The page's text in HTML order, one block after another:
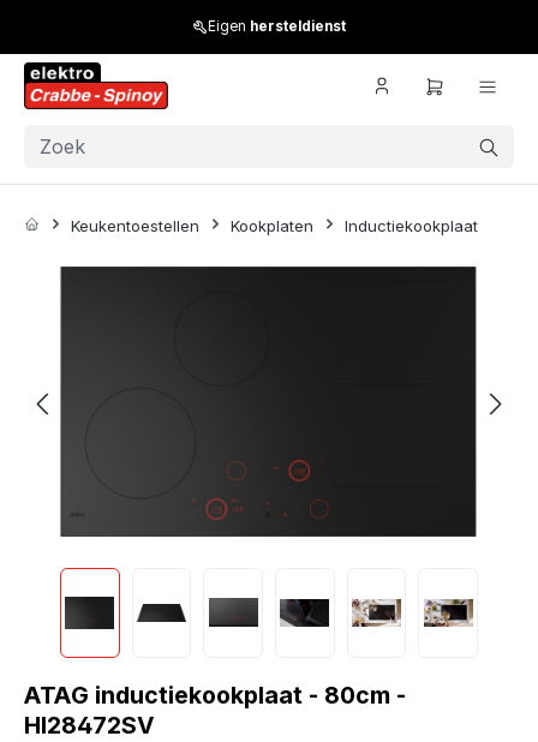
Eigen hersteldienst
Keukentoestellen Kookplaten Inductiekookplaat
ATAG inductiekookplaat - 80cm -
HI28472SV